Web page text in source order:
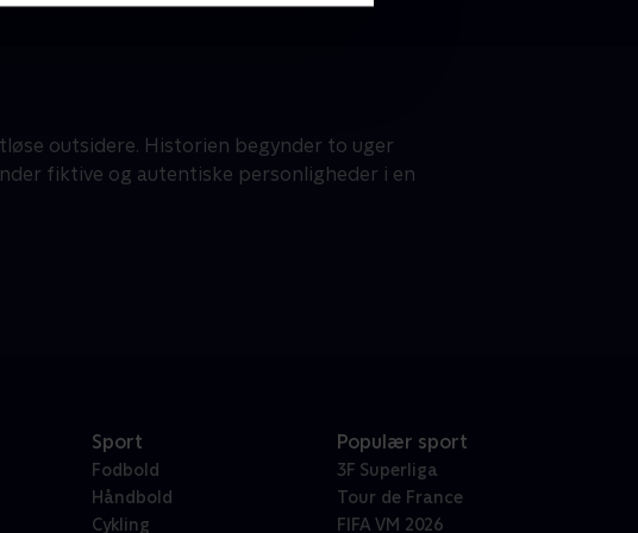
outsidere. Historien begynder to uger
fiktive og autentiske personligheder i en
Sport
Fodbold
Håndbold
Cykling
Populær sport
3F Superliga
Tour de France
FIFA VM 2026